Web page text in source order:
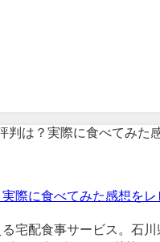
際に食べてみた感想をレ
宅配食事サービス。石